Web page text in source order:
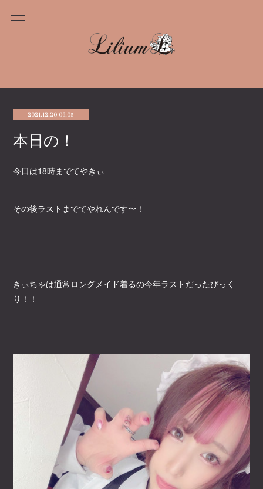
2021.12.20 06:05
本日の！
今日は18時までてやきぃ
その後ラストまでてやれんです〜！
きぃちゃは通常ロングメイド着るの今年ラストだったびっく
り！！